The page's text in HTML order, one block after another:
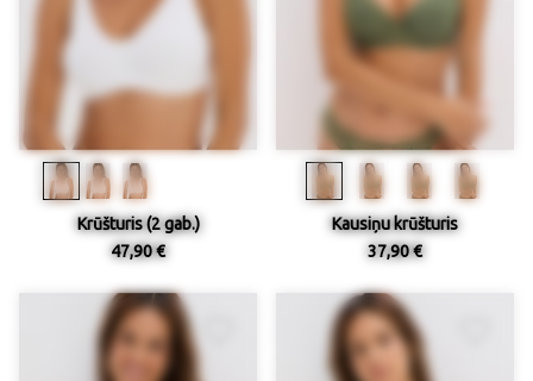
Krūšturis (2 gab.)
47,90 €
Kausiņu krūšturis
37,90 €